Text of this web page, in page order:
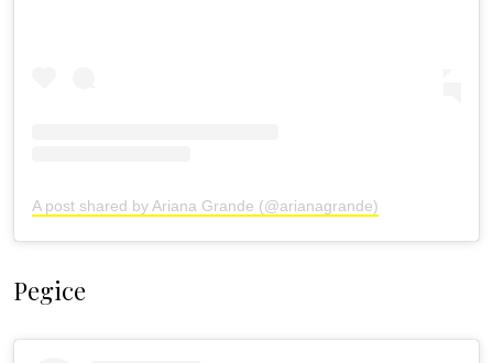
A post shared by Ariana Grande (@arianagrande)
Pegice